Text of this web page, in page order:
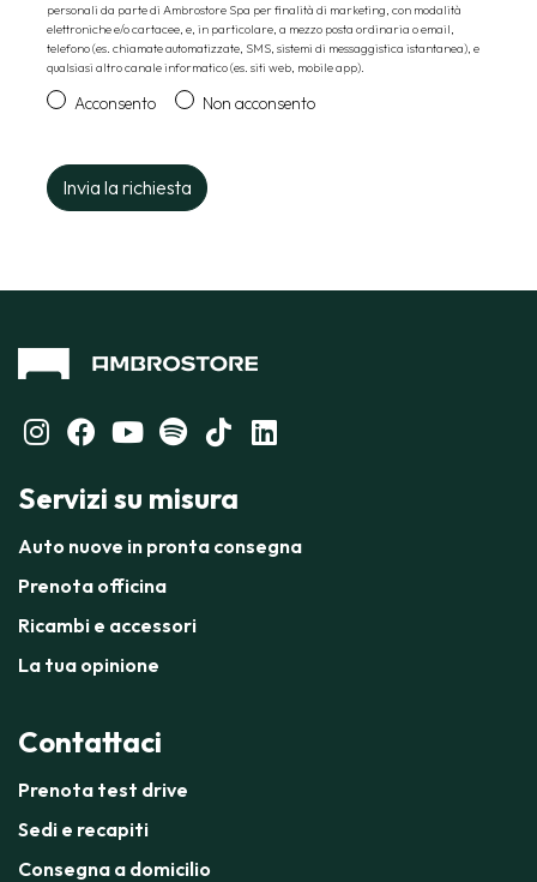
personali da parte di Ambrostore Spa per finalità di marketing, con modalità
elettroniche e/o cartacee, e, in particolare, a mezzo posta ordinaria o email,
telefono (es. chiamate automatizzate, SMS, sistemi di messaggistica istantanea), e
qualsiasi altro canale informatico (es. siti web, mobile app).
Acconsento Non acconsento
Servizi su misura
Auto nuove in pronta consegna
Prenota officina
Ricambi e accessori
La tua opinione
Contattaci
Prenota test drive
Sedi e recapiti
Consegna a domicilio